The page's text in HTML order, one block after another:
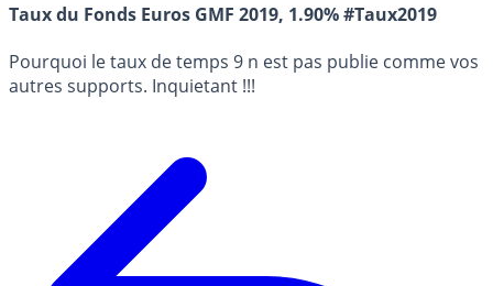
Taux du Fonds Euros GMF 2019, 1.90% #Taux2019
Pourquoi le taux de temps 9 n est pas publie comme vos
autres supports. Inquietant !!!